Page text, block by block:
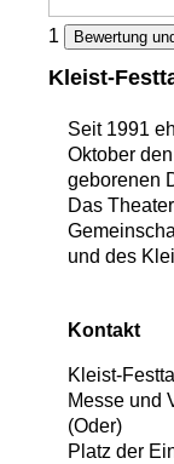
1 Bewertung
Kleist-
Seit 1991
Oktober
geborenen
Das
und des
Kontakt
Kleist-
Messe und
(Oder)
Platz der